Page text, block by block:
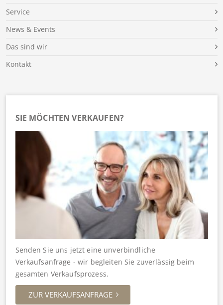
Service
News & Events
Das sind wir
Kontakt
SIE MÖCHTEN VERKAUFEN?
Senden Sie uns jetzt eine unverbindliche
Verkaufsanfrage - wir begleiten Sie zuverlässig beim
gesamten Verkaufsprozess.
ZUR VERKAUFSANFRAGE